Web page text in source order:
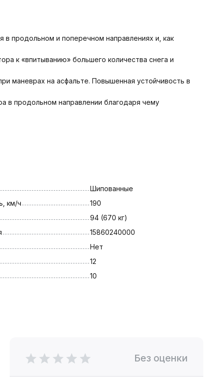
продольном и поперечном направлениях и, как
к «впитыванию» большего количества снега и
маневрах на асфальте. Повышенная устойчивость в
в продольном направлении благодаря чему
Шипованные
км/ч
190
94 (670 кг)
15860240000
Нет
12
10
Без оценки